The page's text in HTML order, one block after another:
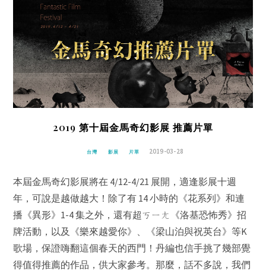
2019 第十屆金馬奇幻影展 推薦片單
台灣 影展 片單 2019-03-28
本屆金馬奇幻影展將在 4/12-4/21 展開，適逢影展十週
年，可說是越做越大！除了有 14 小時的《花系列》和連
播《異形》1-4 集之外，還有超ㄎㄧㄤ《洛基恐怖秀》招
牌活動，以及《樂來越愛你》、《梁山泊與祝英台》等K
歌場，保證嗨翻這個春天的西門！丹編也信手挑了幾部覺
得值得推薦的作品，供大家參考。那麼，話不多說，我們